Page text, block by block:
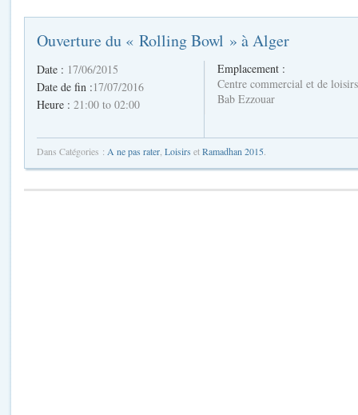
Ouverture du « Rolling Bowl » à Alger
Date : 17/06/2015
Date de fin :17/07/2016
Heure : 21:00 to 02:00
Emplacement :
Centre commercial et de
Bab Ezzouar
Dans Catégories : A ne pas rater Loisirs etRamadhan 2015